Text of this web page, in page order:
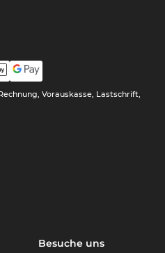
Vorauskasse, Lastschrift,
Besuche uns